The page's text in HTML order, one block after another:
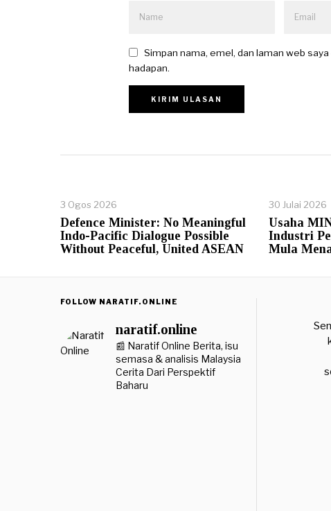
Simpan nama, emel, dan laman web
hadapan.
3 Ogos 2026
Defence Minister: No Meaningful
Indo-Pacific Dialogue Possible
Without Peaceful, United ASEAN
30 Julai 2026
Usaha
Industri
Mula
FOLLOW NARATIF.ONLINE
naratif.online
📰 Naratif Online Berita, isu
semasa & analisis Malaysia
Cerita Dari Perspektif
Baharu